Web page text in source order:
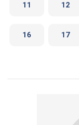
11 12
16 17